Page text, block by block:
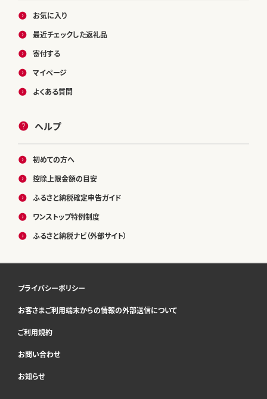
お気に入り
最近チェックした返礼品
寄付する
マイページ
よくある質問
ヘルプ
初めての方へ
控除上限金額の目安
ふるさと納税確定申告ガイド
ワンストップ特例制度
ふるさと納税ナビ（外部サイト）
プライバシーポリシー
お客さまご利用端末からの情報の外部送信について
ご利用規約
お問い合わせ
お知らせ